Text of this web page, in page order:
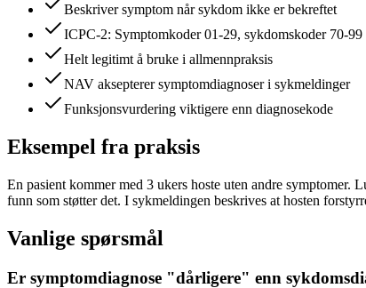
Beskriver symptom når sykdom ikke er bekreftet
ICPC-2: Symptomkoder 01-29, sykdomskoder 70-99
Helt legitimt å bruke i allmennpraksis
NAV aksepterer symptomdiagnoser i sykmeldinger
Funksjonsvurdering viktigere enn diagnosekode
Eksempel fra praksis
En pasient kommer med 3 ukers hoste uten andre
funn som støtter det. I sykmeldingen beskrives at hosten
Vanlige spørsmål
Er symptomdiagnose "dårligere" enn